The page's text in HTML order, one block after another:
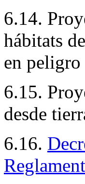
6.14.
hábitats
en peligro
6.15.
desde
6.16.